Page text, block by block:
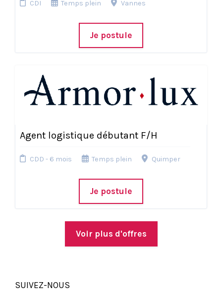
CDI Temps plein Vannes
Je postule
Agent logistique débutant F/H
CDD - 6 mois Temps plein Quimper
Je postule
Voir plus d'offres
SUIVEZ-NOUS